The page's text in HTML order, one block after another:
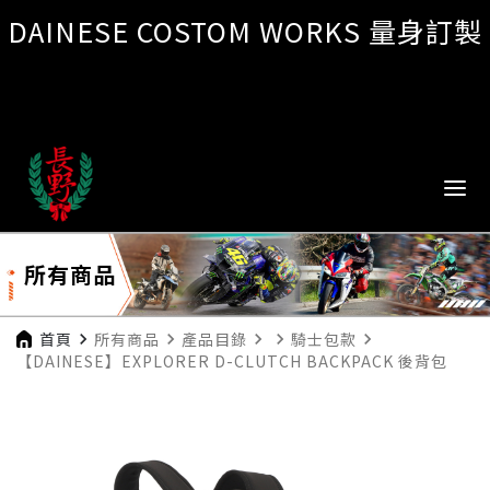
DAINESE COSTOM WORKS 量身訂製
所有商品
首頁 navigate_next 所有商品 navigate_next 產品目錄 navigate_next navigate_next 騎士包款 navigate_next
【DAINESE】EXPLORER D-CLUTCH BACKPACK 後背包